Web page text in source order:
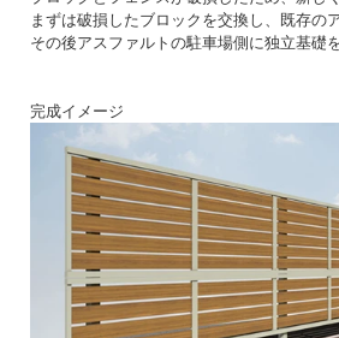
まずは破損したブロックを交換し、既存の
その後アスファルトの駐車場側に独立基礎
完成イメージ